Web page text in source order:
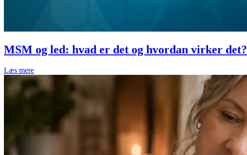
MSM og led: hvad er det og hvordan virker det?
Læs mere